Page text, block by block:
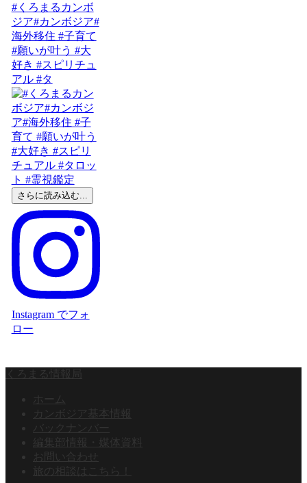
#くろまるカンボ
ジア#カンボジア#
海外移住 #子育て
#願いが叶う #大
好き #スピリチュ
アル #タ
さらに読み込む...
Instagram でフォ
ロー
くろまる情報局
ホーム
カンボジア基本情報
バックナンバー
編集部情報・媒体資料
お問い合わせ
旅の相談はこちら！